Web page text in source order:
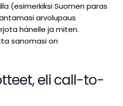
(esimerkiksi Suomen paras
arvolupaus
hänelle ja miten.
sanomasi on
eli call-to-